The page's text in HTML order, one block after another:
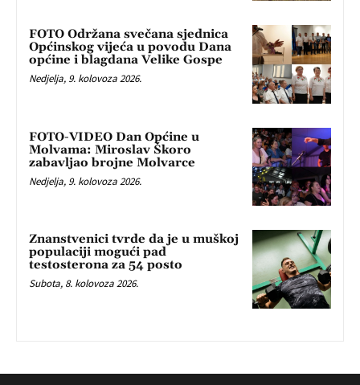
FOTO Održana svečana sjednica
Općinskog vijeća u povodu Dana
općine i blagdana Velike Gospe
Nedjelja, 9. kolovoza 2026.
FOTO-VIDEO Dan Općine u
Molvama: Miroslav Škoro
zabavljao brojne Molvarce
Nedjelja, 9. kolovoza 2026.
Znanstvenici tvrde da je u muškoj
populaciji mogući pad
testosterona za 54 posto
Subota, 8. kolovoza 2026.